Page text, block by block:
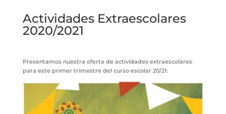
Actividades Extraescolares
2020/2021
Presentamos nuestra oferta de actividades extraescolares
para este primer trimestre del curso escolar 20/21: